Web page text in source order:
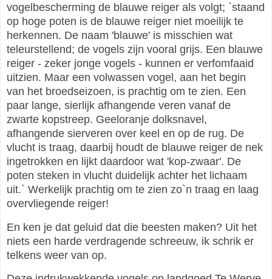
vogelbescherming de blauwe reiger als volgt; `staand
op hoge poten is de blauwe reiger niet moeilijk te
herkennen. De naam 'blauwe' is misschien wat
teleurstellend; de vogels zijn vooral grijs. Een blauwe
reiger - zeker jonge vogels - kunnen er verfomfaaid
uitzien. Maar een volwassen vogel, aan het begin
van het broedseizoen, is prachtig om te zien. Een
paar lange, sierlijk afhangende veren vanaf de
zwarte kopstreep. Geeloranje dolksnavel,
afhangende sierveren over keel en op de rug. De
vlucht is traag, daarbij houdt de blauwe reiger de nek
ingetrokken en lijkt daardoor wat 'kop-zwaar'. De
poten steken in vlucht duidelijk achter het lichaam
uit.` Werkelijk prachtig om te zien zo`n traag en laag
overvliegende reiger!
En ken je dat geluid dat die beesten maken? Uit het
niets een harde verdragende schreeuw, ik schrik er
telkens weer van op.